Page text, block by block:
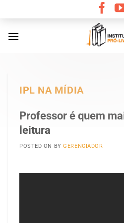
content
IPL NA MÍDIA
Professor é quem
leitura
POSTED ON BYGERENCIADOR